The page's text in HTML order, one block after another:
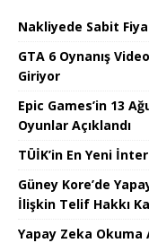
Nakliyede Sabit
GTA 6 Oynanış
Giriyor
Epic Games’in 13
Oyunlar Açıklandı
TÜİK’in En Yeni
Güney Kore’de
İlişkin Telif Hakkı
Yapay Zeka Okuma